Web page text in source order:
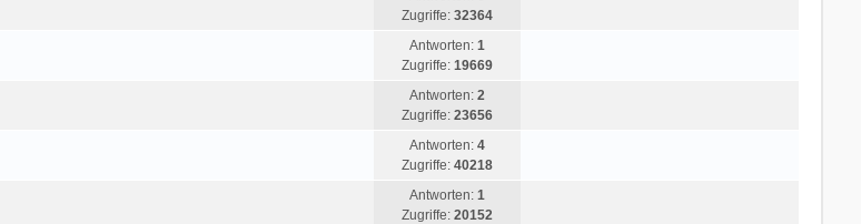
Zugriffe: 32364
Antworten: 1
Zugriffe: 19669
Antworten: 2
Zugriffe: 23656
Antworten: 4
Zugriffe: 40218
Antworten: 1
Zugriffe: 20152